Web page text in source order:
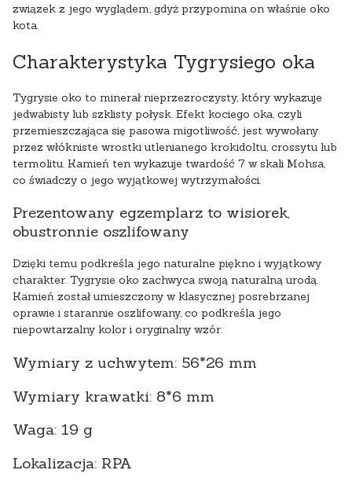
związek z jego wyglądem, gdyż przypomina on właśnie oko
kota.
Charakterystyka Tygrysiego oka
Tygrysie oko to minerał nieprzezroczysty, który wykazuje
jedwabisty lub szklisty połysk. Efekt kociego oka, czyli
przemieszczająca się pasowa migotliwość, jest wywołany
przez włókniste wrostki utlenianego krokidoltu, crossytu lub
termolitu. Kamień ten wykazuje twardość 7 w skali Mohsa,
co świadczy o jego wyjątkowej wytrzymałości.
Prezentowany egzemplarz to wisiorek,
obustronnie oszlifowany
Dzięki temu podkreśla jego naturalne piękno i wyjątkowy
charakter. Tygrysie oko zachwyca swoją naturalną urodą.
Kamień został umieszczony w klasycznej posrebrzanej
oprawie i starannie oszlifowany, co podkreśla jego
niepowtarzalny kolor i oryginalny wzór.
Wymiary z uchwytem: 56*26 mm
Wymiary krawatki: 8*6 mm
Waga: 19 g
Lokalizacja: RPA